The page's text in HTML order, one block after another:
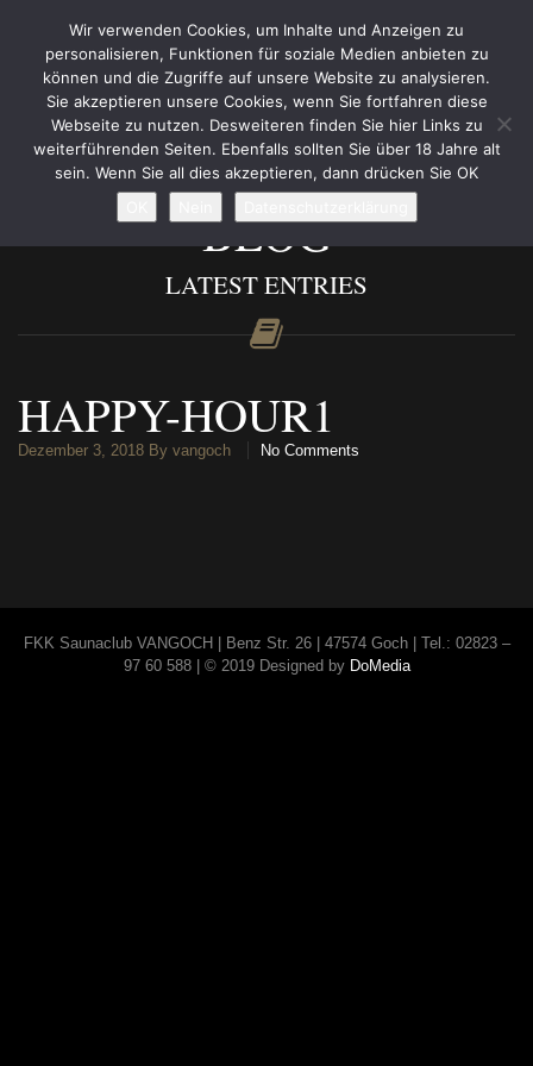
BLOG
LATEST ENTRIES
HAPPY-HOUR1
Dezember 3, 2018 By vangoch No Comments
FKK Saunaclub VANGOCH | Benz Str. 26 | 47574 Goch | Tel.: 02823 –
97 60 588 | © 2019 Designed by DoMedia
Wir verwenden Cookies, um Inhalte und Anzeigen zu
personalisieren, Funktionen für soziale Medien anbieten zu
können und die Zugriffe auf unsere Website zu analysieren.
Sie akzeptieren unsere Cookies, wenn Sie fortfahren diese
Webseite zu nutzen. Desweiteren finden Sie hier Links zu
weiterführenden Seiten. Ebenfalls sollten Sie über 18 Jahre alt
sein. Wenn Sie all dies akzeptieren, dann drücken Sie OK